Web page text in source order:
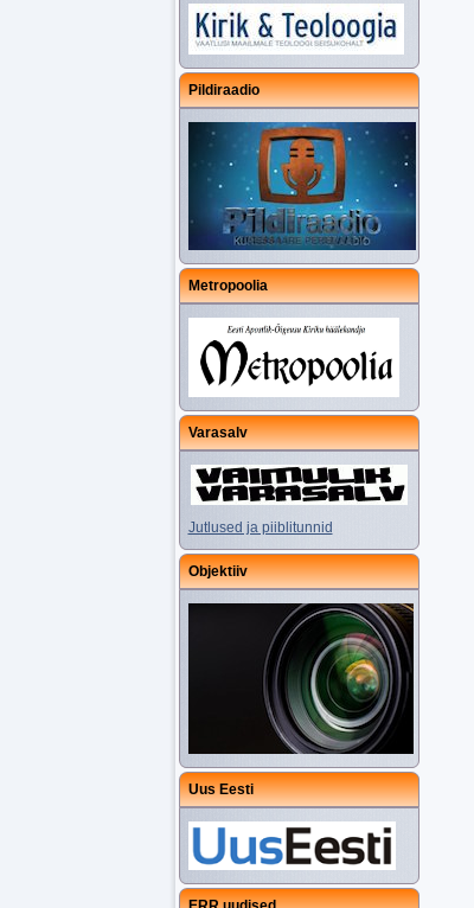
Pildiraadio
Metropoolia
Varasalv
Jutlused ja piiblitunnid
Objektiiv
Uus Eesti